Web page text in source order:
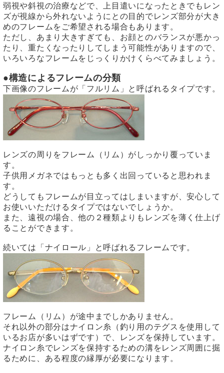
弱視や斜視の治療などで、上目遣いになったときでもレン
ズが視線から外れないようにとの目的でレンズ部分が大き
めのフレームをご希望される場合もあります。
ただし、あまり大きすぎても、お顔とのバランスが悪かっ
たり、重たくなったりしてしまう可能性がありますので、
いろいろなフレームをじっくりかけくらべてみましょう。
●構造によるフレームの分類
下画像のフレームが「フルリム」と呼ばれるタイプです。
レンズの周りをフレーム（リム）がしっかり覆っていま
す。
子供用メガネではもっとも多く出回っていると思われま
す。
どうしてもフレームが目立ってはしまいますが、安心して
お使いいただけるタイプではないでしょうか。
また、遠視の場合、他の２種類よりもレンズを薄く仕上げ
ることができます。
続いては「ナイロール」と呼ばれるフレームです。
フレーム（リム）が途中までしかありません。
それ以外の部分はナイロン糸（釣り用のテグスを使用して
いるお店が多いはずです）で、レンズを保持しています。
ナイロン糸でレンズを保持するための溝をレンズ周囲に掘
るために、ある程度の縁厚が必要になります。